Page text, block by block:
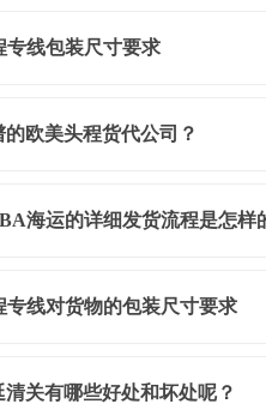
专线包装尺寸要求
欧美头程货代公司？
海运的详细发货流程是怎样
线对货物的包装尺寸要求
关有哪些好处和坏处呢？